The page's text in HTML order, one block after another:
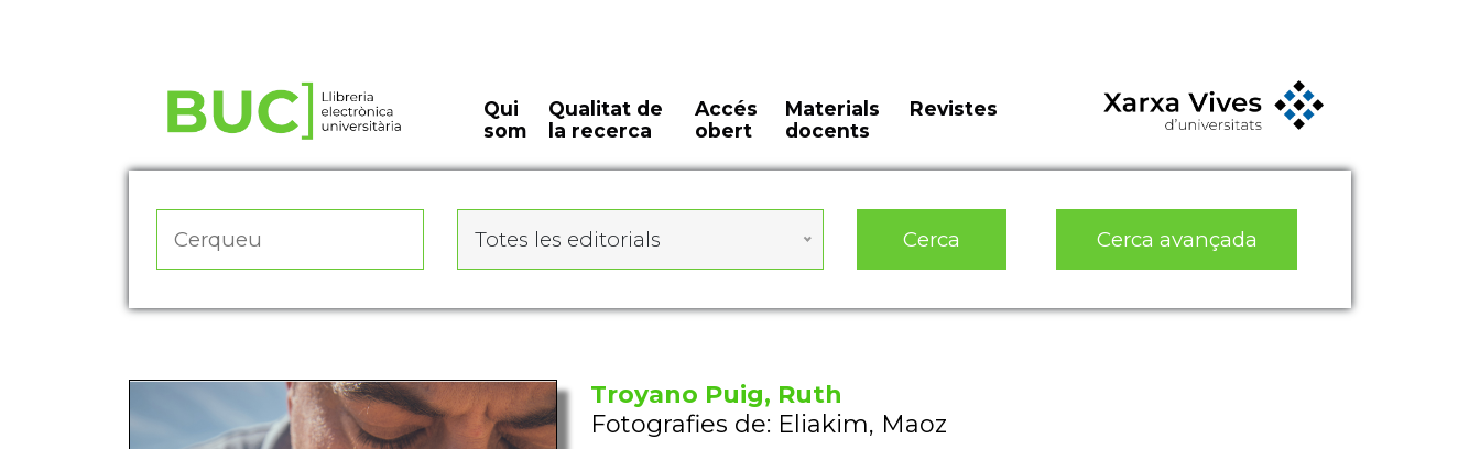
Qui
som
Qualitat de
la recerca
Accés
obert
Materials
docents
Revistes
Totes les editorials Cerca Cerca avançada
Troyano Puig, Ruth
Fotografies de: Eliakim, Maoz